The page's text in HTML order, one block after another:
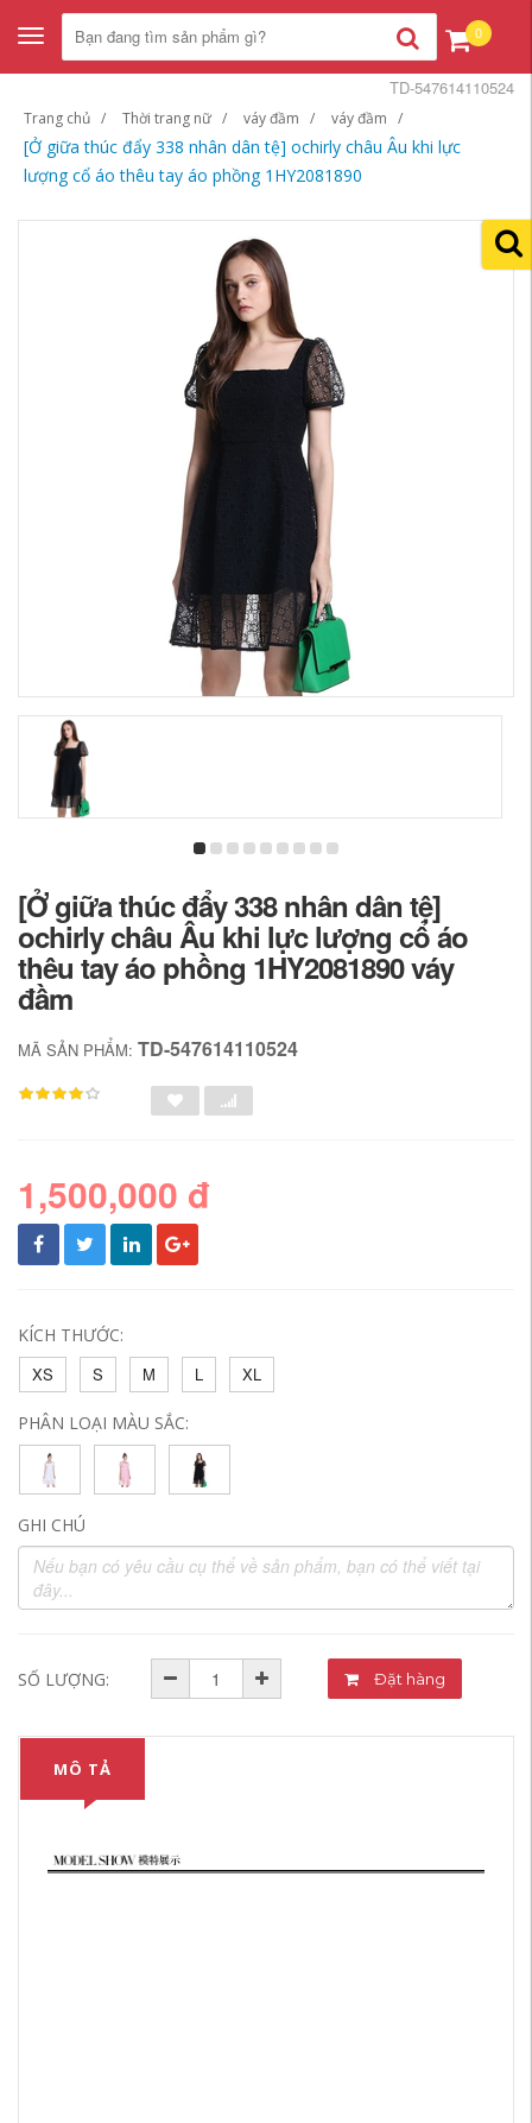
Toggle
navigation
0
Trang chủ Thời trang nữ váy đầm váy đầm
[Ở giữa thúc đẩy 338 nhân dân tệ] ochirly châu Âu khi lực
lượng cổ áo thêu tay áo phồng 1HY2081890
TD-547614110524
[Ở giữa thúc đẩy 338 nhân dân tệ]
ochirly châu Âu khi lực lượng cổ áo
thêu tay áo phồng 1HY2081890 váy
đầm
MÃ SẢN PHẨM: TD-547614110524
1,500,000 đ
KÍCH THƯỚC:
XS
S M L XL
PHÂN LOẠI MÀU SẮC:
GHI CHÚ
SỐ LƯỢNG: Đặt hàng
MÔ TẢ